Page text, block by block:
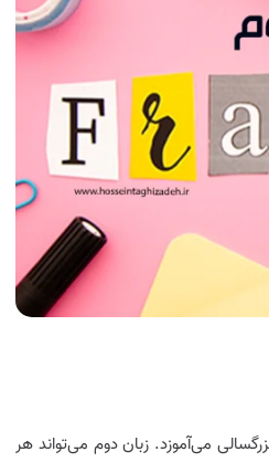
می‌آموزد. زبان دوم می‌تواند هر